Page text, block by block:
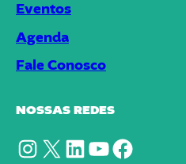
Eventos
Agenda
Fale Conosco
NOSSAS REDES
Instagram X LinkedIn YouTube Facebook